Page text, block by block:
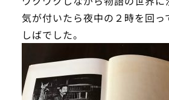
気が付いたら夜中の２時を回
しばでした。